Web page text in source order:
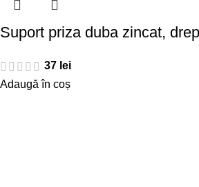
Suport priza duba zincat,
37 lei
Adaugă în coș